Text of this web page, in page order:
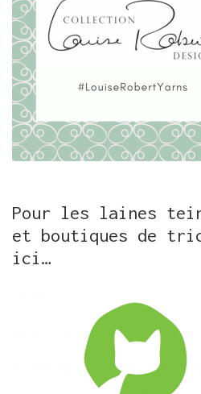
Pour les laines
et boutiques de
ici…